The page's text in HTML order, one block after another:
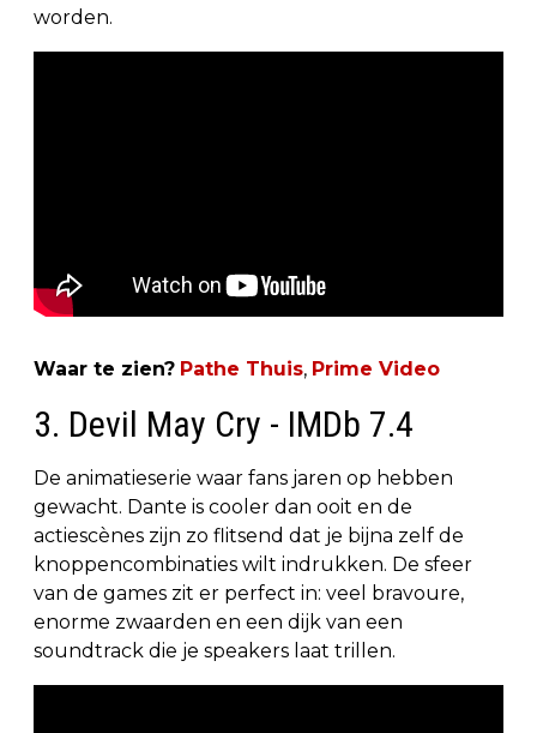
worden.
Waar te zien? Pathe Thuis, Prime Video
3. Devil May Cry - IMDb 7.4
De animatieserie waar fans jaren op hebben
gewacht. Dante is cooler dan ooit en de
actiescènes zijn zo flitsend dat je bijna zelf de
knoppencombinaties wilt indrukken. De sfeer
van de games zit er perfect in: veel bravoure,
enorme zwaarden en een dijk van een
soundtrack die je speakers laat trillen.